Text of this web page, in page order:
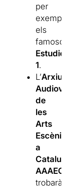
per
exemple,
els
famosos
Estudio
1.
L’Arxiu
Audiovisual
de
les
Arts
Escèniques
a
Catalunya
AAAEC
trobaràs